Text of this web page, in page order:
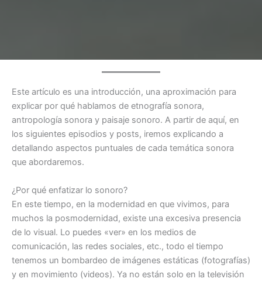
Este artículo es una introducción, una aproximación para
explicar por qué hablamos de etnografía sonora,
antropología sonora y paisaje sonoro. A partir de aquí, en
los siguientes episodios y posts, iremos explicando a
detallando aspectos puntuales de cada temática sonora
que abordaremos.
¿Por qué enfatizar lo sonoro?
En este tiempo, en la modernidad en que vivimos, para
muchos la posmodernidad, existe una excesiva presencia
de lo visual. Lo puedes «ver» en los medios de
comunicación, las redes sociales, etc., todo el tiempo
tenemos un bombardeo de imágenes estáticas (fotografías)
y en movimiento (videos). Ya no están solo en la televisión